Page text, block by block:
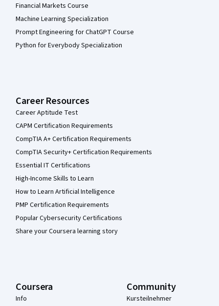
Financial Markets Course
Machine Learning Specialization
Prompt Engineering for ChatGPT Course
Python for Everybody Specialization
Career Resources
Career Aptitude Test
CAPM Certification Requirements
CompTIA A+ Certification Requirements
CompTIA Security+ Certification Requirements
Essential IT Certifications
High-Income Skills to Learn
How to Learn Artificial Intelligence
PMP Certification Requirements
Popular Cybersecurity Certifications
Share your Coursera learning story
Coursera
Info
Community
Kursteilnehmer